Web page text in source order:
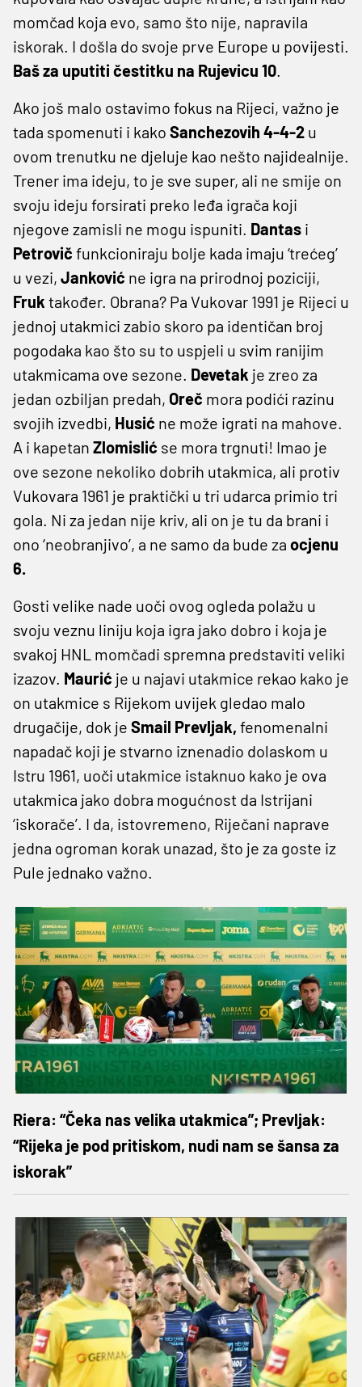
momčad koja evo, samo što nije, napravila
iskorak. I došla do svoje prve Europe u povijesti.
Baš za uputiti čestitku na Rujevicu 10.
Ako još malo ostavimo fokus na Rijeci, važno je
tada spomenuti i kako Sanchezovih 4-4-2 u
ovom trenutku ne djeluje kao nešto najidealnije.
Trener ima ideju, to je sve super, ali ne smije on
svoju ideju forsirati preko leđa igrača koji
njegove zamisli ne mogu ispuniti. Dantas i
Petrovič funkcioniraju bolje kada imaju ‘trećeg’
u vezi, Janković ne igra na prirodnoj poziciji,
Fruk također. Obrana? Pa Vukovar 1991 je Rijeci u
jednoj utakmici zabio skoro pa identičan broj
pogodaka kao što su to uspjeli u svim ranijim
utakmicama ove sezone. Devetak je zreo za
jedan ozbiljan predah, Oreč mora podići razinu
svojih izvedbi, Husić ne može igrati na mahove.
A i kapetan Zlomislić se mora trgnuti! Imao je
ove sezone nekoliko dobrih utakmica, ali protiv
Vukovara 1961 je praktički u tri udarca primio tri
gola. Ni za jedan nije kriv, ali on je tu da brani i
ono ‘neobranjivo’, a ne samo da bude za ocjenu
6.
Gosti velike nade uoči ovog ogleda polažu u
svoju veznu liniju koja igra jako dobro i koja je
svakoj HNL momčadi spremna predstaviti veliki
izazov. Maurić je u najavi utakmice rekao kako je
on utakmice s Rijekom uvijek gledao malo
drugačije, dok je Smail Prevljak, fenomenalni
napadač koji je stvarno iznenadio dolaskom u
Istru 1961, uoči utakmice istaknuo kako je ova
utakmica jako dobra mogućnost da Istrijani
‘iskorače’. I da, istovremeno, Riječani naprave
jedna ogroman korak unazad, što je za goste iz
Pule jednako važno.
Riera: “Čeka nas velika utakmica”; Prevljak:
“Rijeka je pod pritiskom, nudi nam se šansa za
iskorak”